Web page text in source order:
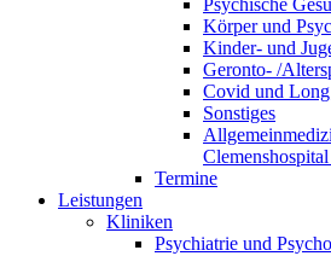
Psychische
Körper und
Kinder- und
Geronto- /
Covid und
Sonstiges
Termine
Leistungen
Kliniken
Psychiatrie und